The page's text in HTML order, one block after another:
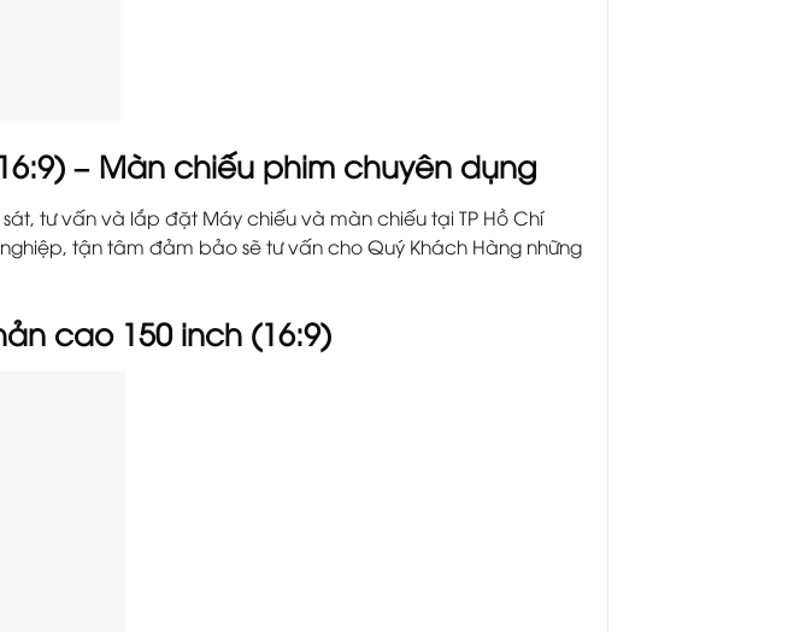
– Màn chiếu phim chuyên dụng
tư vấn và lắp đặt Máy chiếu và màn chiếu tại TP Hồ Chí
tận tâm đảm bảo sẽ tư vấn cho Quý Khách Hàng những
cao 150 inch (16:9)